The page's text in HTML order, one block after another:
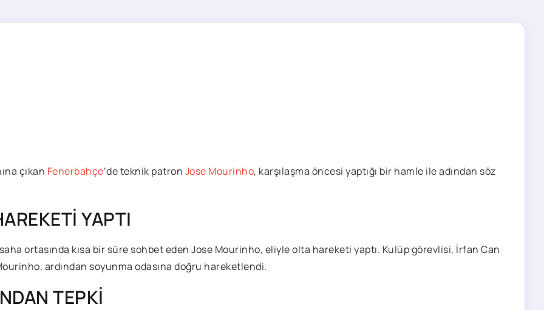
çıkan Fenerbahçe‘de teknik patron Jose Mourinho, karşılaşma öncesi yaptığı bir hamle ile adından söz
YAPTI
ortasında kısa bir süre sohbet eden Jose Mourinho, eliyle olta hareketi yaptı. Kulüp görevlisi, İrfan Can
ardından soyunma odasına doğru hareketlendi.
TEPKİ